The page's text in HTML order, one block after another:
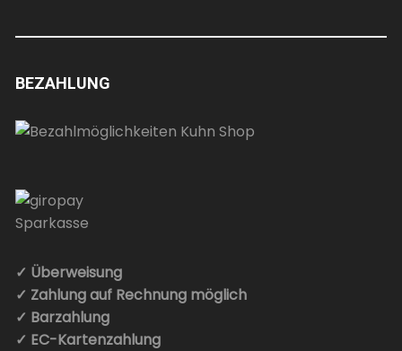
BEZAHLUNG
✓ Überweisung
✓ Zahlung auf Rechnung möglich
✓ Barzahlung
✓ EC-Kartenzahlung